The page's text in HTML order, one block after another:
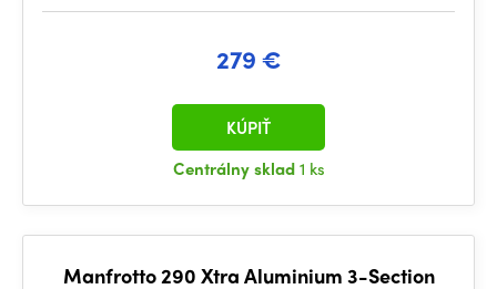
279 €
Centrálny sklad1 ks
KÚPIŤ
Manfrotto 290 Xtra Aluminium 3-Section